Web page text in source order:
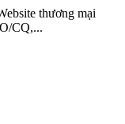
thương mại
CQ,...